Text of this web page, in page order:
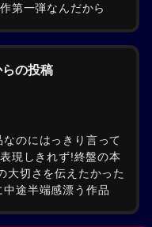
第一弾なんだから
の投稿
のにはっきり言って
現しきれず!終盤の本
大切さを伝えたかった
途半端感漂う作品